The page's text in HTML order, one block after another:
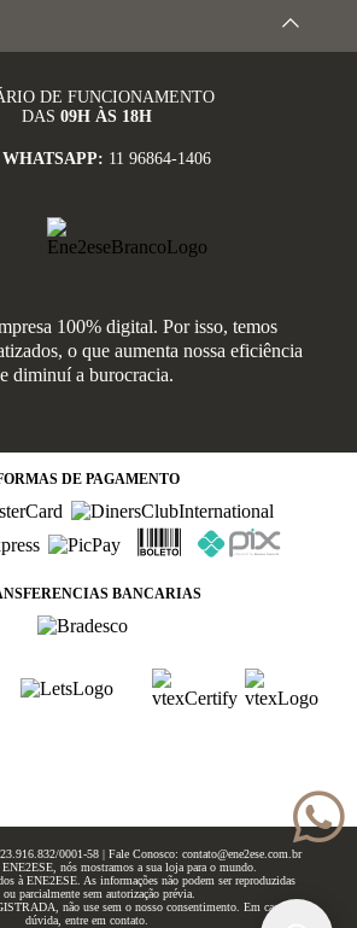
DE FUNCIONAMENTO
DAS 09H ÀS 18H
11 96864-1406
100% digital. Por isso, temos
o que aumenta nossa eficiência
e diminuí a burocracia.
DE PAGAMENTO
BANCARIAS
0001-58 | Fale Conosco: contato@ene2ese.com.br
nós mostramos a sua loja para o mundo.
à ENE2ESE. As informações não podem ser reproduzidas
parcialmente sem autorização prévia.
não use sem o nosso consentimento. Em caso de
dúvida, entre em contato.